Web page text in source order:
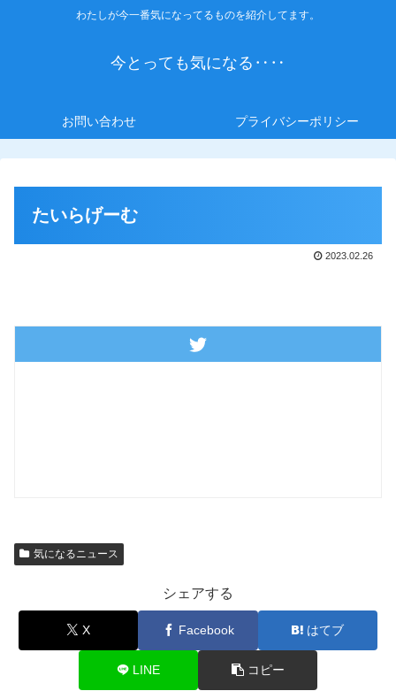
わたしが今一番気になってるものを紹介してます。
今とっても気になる‥‥
お問い合わせ プライバシーポリシー
たいらげーむ
2023.02.26
気になるニュース
シェアする
X Facebook はてブ
LINE コピー